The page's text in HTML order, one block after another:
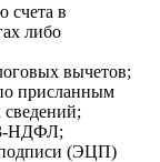
счета в
либо
вычетов;
присланным
3-НДФЛ;
подписи (ЭЦП)